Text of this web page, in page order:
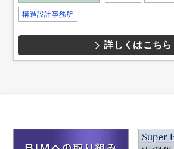
構造設計事務所
詳しくはこちら